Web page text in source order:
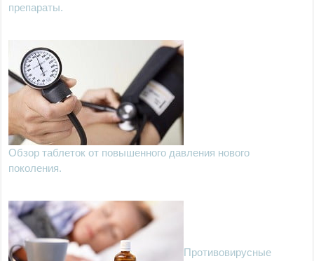
препараты.
Обзор таблеток от повышенного давления нового
поколения.
Противовирусные